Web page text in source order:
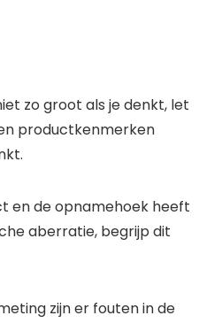
zo groot als je denkt, let
productkenmerken
en de opnamehoek heeft
aberratie, begrijp dit
zijn er fouten in de